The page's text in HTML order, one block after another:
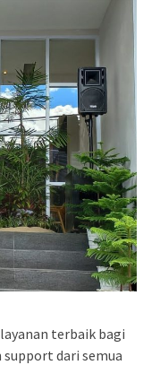
terbaik bagi
support dari semua